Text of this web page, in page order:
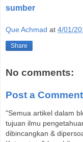
sumber
Que Achmad at 4/01/
Share
No comments:
Post a Comment
"Semua artikel dalam
tujuan ilmu
dibincangkan &